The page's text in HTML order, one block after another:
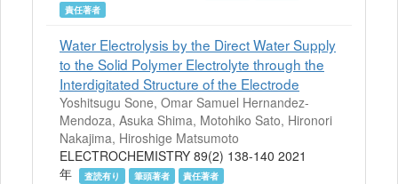
責任著者
Water Electrolysis by the Direct Water Supply
to the Solid Polymer Electrolyte through the
Interdigitated Structure of the Electrode
Yoshitsugu Sone, Omar Samuel Hernandez-
Mendoza, Asuka Shima, Motohiko Sato, Hironori
Nakajima, Hiroshige Matsumoto
ELECTROCHEMISTRY 89(2) 138-140 2021
年
査読有り 筆頭著者 責任著者